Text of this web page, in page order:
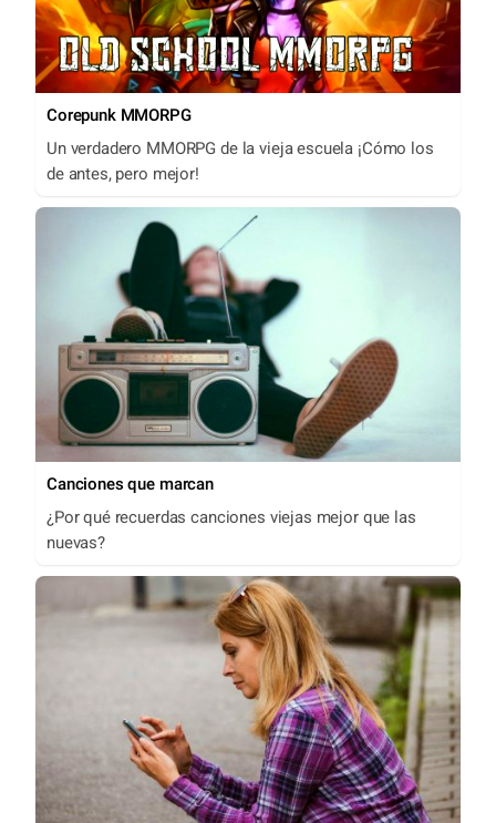
Corepunk MMORPG
Un verdadero MMORPG de la vieja escuela ¡Cómo los
de antes, pero mejor!
Canciones que marcan
¿Por qué recuerdas canciones viejas mejor que las
nuevas?